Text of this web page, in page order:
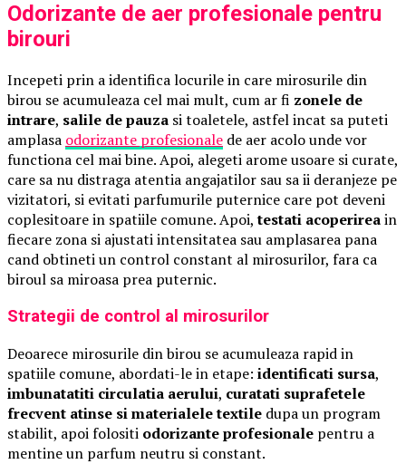
Odorizante de aer profesionale pentru
birouri
Incepeti prin a identifica locurile in care mirosurile din
birou se acumuleaza cel mai mult, cum ar fi zonele de
intrare, salile de pauza si toaletele, astfel incat sa puteti
amplasa odorizante profesionale de aer acolo unde vor
functiona cel mai bine. Apoi, alegeti arome usoare si curate,
care sa nu distraga atentia angajatilor sau sa ii deranjeze pe
vizitatori, si evitati parfumurile puternice care pot deveni
coplesitoare in spatiile comune. Apoi,testati acoperireain
fiecare zona si ajustati intensitatea sau amplasarea pana
cand obtineti un control constant al mirosurilor, fara ca
biroul sa miroasa prea puternic.
Strategii de control al mirosurilor
Deoarece mirosurile din birou se acumuleaza rapid in
spatiile comune, abordati-le in etape: identificati sursa,
imbunatatiti circulatia aerului, curatati suprafetele
frecvent atinse si materialele textile dupa un program
stabilit, apoi folositi odorizante profesionale pentru a
mentine un parfum neutru si constant.